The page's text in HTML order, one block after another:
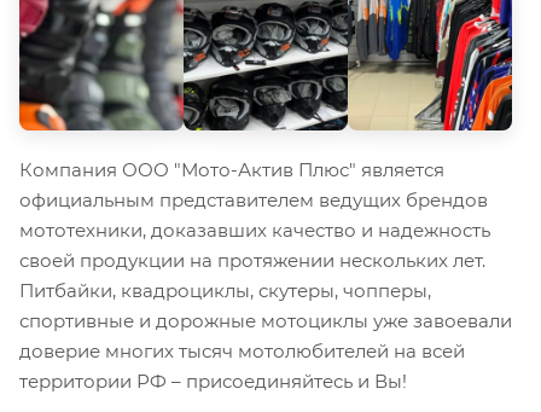
Компания ООО "Мото-Актив Плюс" является
официальным представителем ведущих брендов
мототехники, доказавших качество и надежность
своей продукции на протяжении нескольких лет.
Питбайки, квадроциклы, скутеры, чопперы,
спортивные и дорожные мотоциклы уже завоевали
доверие многих тысяч мотолюбителей на всей
территории РФ – присоединяйтесь и Вы!